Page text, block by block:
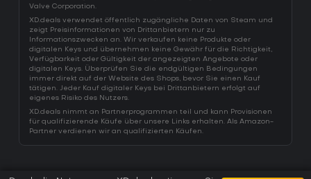
Valve Corporation.
XD.deals verwendet öffentlich zugängliche Daten von Steam und
zeigt Preisinformationen von Drittanbietern nur zu
Informationszwecken an. Wir verkaufen keine Produkte oder
digitalen Keys und übernehmen keine Gewähr für die Richtigkeit,
Verfügbarkeit oder Gültigkeit der angezeigten Angebote oder
digitalen Keys. Überprüfen Sie die endgültigen Bedingungen
immer direkt auf der Website des Shops, bevor Sie einen Kauf
tätigen. Jeder Kauf digitaler Keys bei Drittanbietern erfolgt auf
eigenes Risiko des Nutzers.
XD.deals nimmt an Partnerprogrammen teil und kann Provisionen
für qualifizierende Käufe über unsere Links erhalten. Als Amazon-
Partner verdienen wir an qualifizierten Käufen.